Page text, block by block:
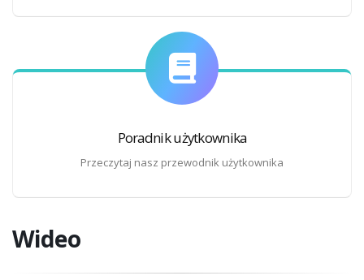
Poradnik użytkownika
Przeczytaj nasz przewodnik użytkownika
Wideo